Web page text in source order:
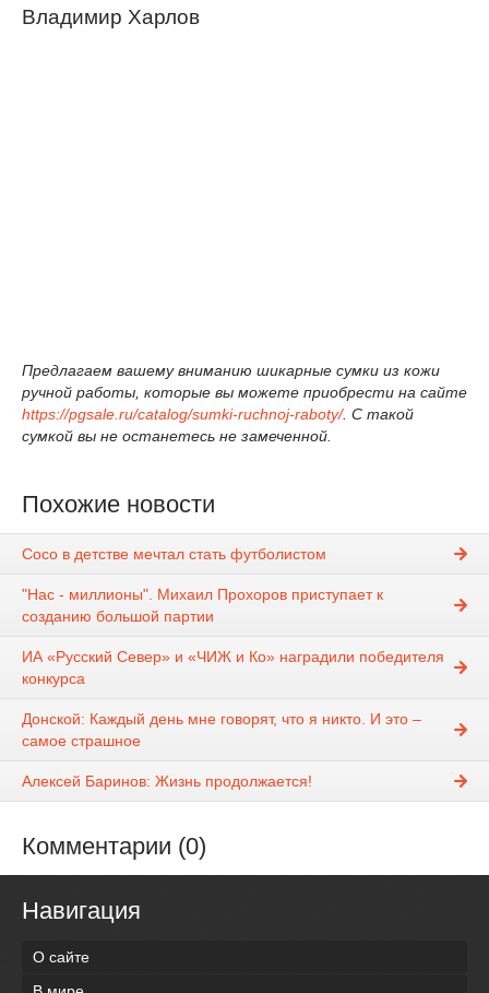
Владимир Харлов
Предлагаем вашему вниманию шикарные сумки из кожи
ручной работы, которые вы можете приобрести на сайте
https://pgsale.ru/catalog/sumki-ruchnoj-raboty/. С такой
сумкой вы не останетесь не замеченной.
Похожие новости
Сосо в детстве мечтал стать футболистом
"Нас - миллионы". Михаил Прохоров приступает к
созданию большой партии
ИА «Русский Север» и «ЧИЖ и Ко» наградили победителя
конкурса
Донской: Каждый день мне говорят, что я никто. И это –
самое страшное
Алексей Баринов: Жизнь продолжается!
Комментарии (0)
Навигация
О сайте